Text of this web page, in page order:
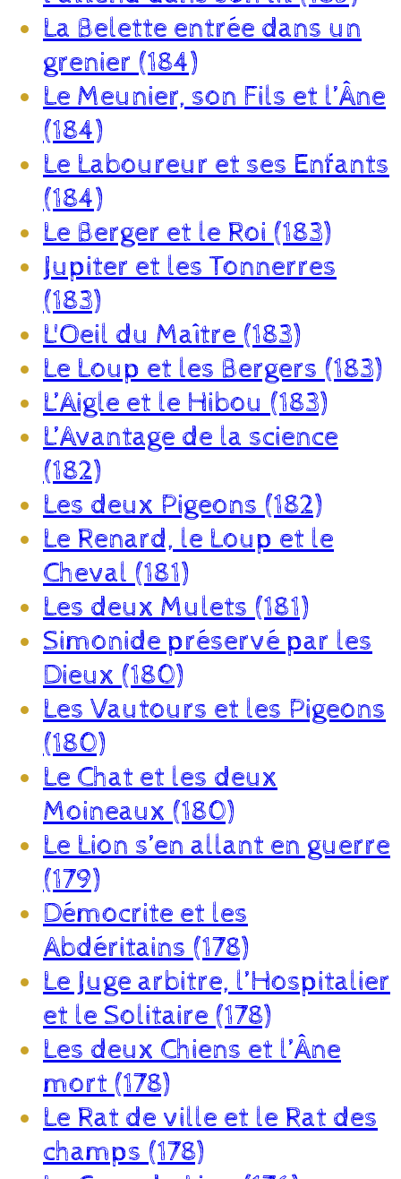
La Belette entrée dans un
grenier (184)
Le Meunier, son Fils et l’Âne
(184)
Le Laboureur et ses Enfants
(184)
Le Berger et le Roi (183)
Jupiter et les Tonnerres
(183)
L'Oeil du Maître (183)
Le Loup et les Bergers (183)
L’Aigle et le Hibou (183)
L’Avantage de la science
(182)
Les deux Pigeons (182)
Le Renard, le Loup et le
Cheval (181)
Les deux Mulets (181)
Simonide préservé par les
Dieux (180)
Les Vautours et les Pigeons
(180)
Le Chat et les deux
Moineaux (180)
Le Lion s’en allant en guerre
(179)
Démocrite et les
Abdéritains (178)
Le Juge arbitre, l’Hospitalier
et le Solitaire (178)
Les deux Chiens et l’Âne
mort (178)
Le Rat de ville et le Rat des
champs (178)